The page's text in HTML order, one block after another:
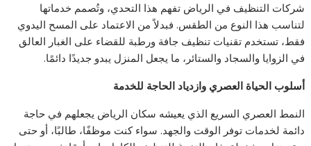
شركات التنظيف في الرياض تفهم هذا التحدي، وتُصمم خدماتها
لتناسب هذا النوع من الطقس. فبدلاً من الاعتماد على المسح اليدوي
فقط، تستخدم تقنيات تنظيف جافة ورطبة للقضاء على الغبار العالق
في الزوايا والسجاد والستائر، ما يجعل المنزل يبدو جديدًا دائمًا.
أسلوب الحياة العصري وازدياد الحاجة للخدمة
النمط العصري السريع الذي يعيشه سكان الرياض يجعلهم في حاجة
دائمة لخدمات توفر الوقت والجهد. سواء كنت موظفًا، طالبًا، أو حتى